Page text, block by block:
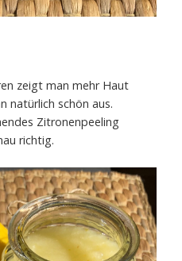
zeigt man mehr Haut
natürlich schön aus.
Zitronenpeeling
richtig.